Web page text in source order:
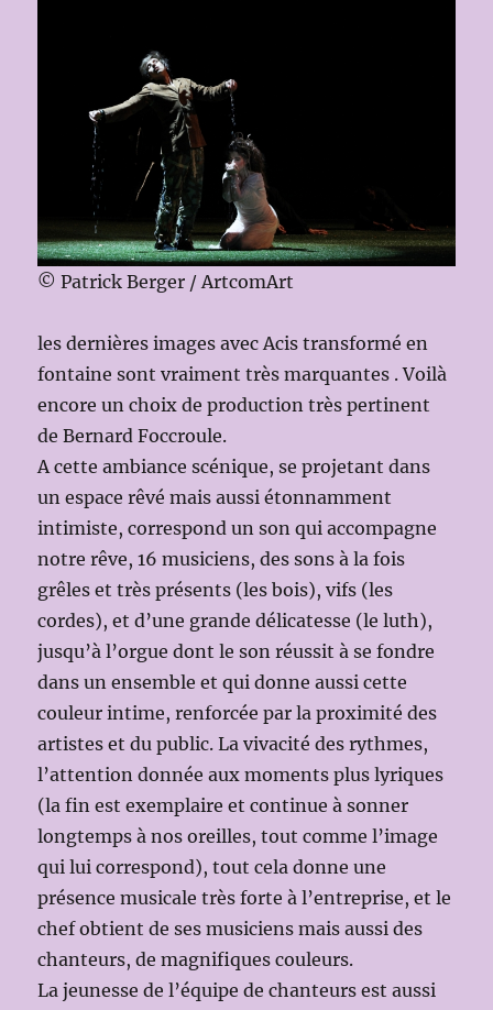
© Patrick Berger / ArtcomArt
les dernières images avec Acis transformé en
fontaine sont vraiment très marquantes . Voilà
encore un choix de production très pertinent
de Bernard Foccroule.
A cette ambiance scénique, se projetant dans
un espace rêvé mais aussi étonnamment
intimiste, correspond un son qui accompagne
notre rêve, 16 musiciens, des sons à la fois
grêles et très présents (les bois), vifs (les
cordes), et d’une grande délicatesse (le luth),
jusqu’à l’orgue dont le son réussit à se fondre
dans un ensemble et qui donne aussi cette
couleur intime, renforcée par la proximité des
artistes et du public. La vivacité des rythmes,
l’attention donnée aux moments plus lyriques
(la fin est exemplaire et continue à sonner
longtemps à nos oreilles, tout comme l’image
qui lui correspond), tout cela donne une
présence musicale très forte à l’entreprise, et le
chef obtient de ses musiciens mais aussi des
chanteurs, de magnifiques couleurs.
La jeunesse de l’équipe de chanteurs est aussi